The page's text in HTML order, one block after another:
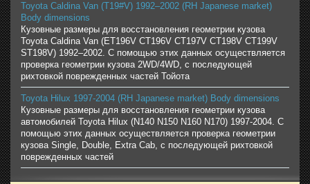
Toyota Caldina Van (T19#V) 1992–2002 (RH Japanese market)
Body dimensions
Кузовные размеры для восстановления геометрии кузова
Toyota Caldina Van (ET196V CT196V CT197V CT198V CT199V
ST198V) 1992–2002. С помощью этих данных осуществляется
проверка геометрии кузова 2WD/4WD, с последующей
рихтовкой поврежденных частей Тойота
Toyota Hilux 1997-2004 (RH Japanese market) Body dimensions
Кузовные размеры для восстановления геометрии кузова
автомобилей Toyota Hilux (N140 N150 N160 N170) 1997-2004. С
помощью этих данных осуществляется проверка геометрии
кузова Single, Double, Extra Cab, с последующей рихтовкой
поврежденных частей